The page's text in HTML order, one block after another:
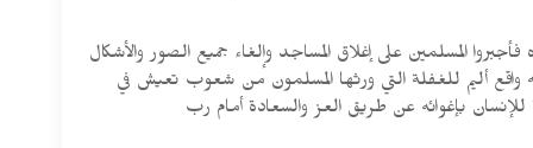
المسلمين على إغلاق المساجد وإلغاء جميع الصور والأشكال
واقع أليم للغفلة التي ورثها المسلمون من شعوب تعيش في
بإغوائه عن طريق العز والسعادة أمام رب